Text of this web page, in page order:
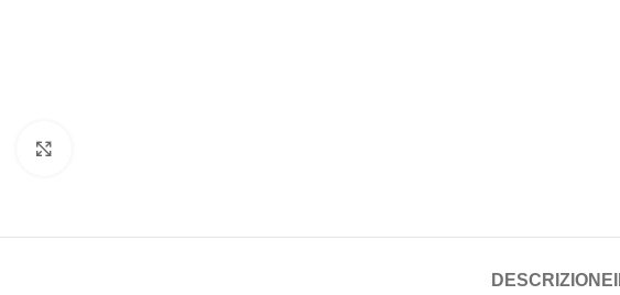
DESCRIZIONE